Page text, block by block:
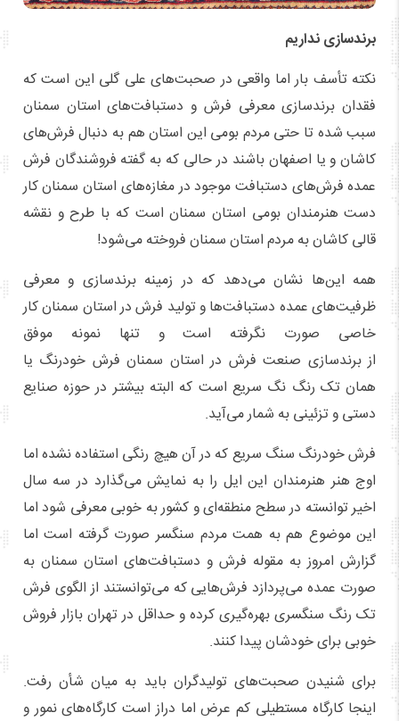
برندسازی نداریم
نکته تأسف بار اما واقعی در صحبت‌های علی گلی این است که
فقدان برندسازی معرفی فرش و دستبافت‌های استان سمنان
سبب شده تا حتی مردم بومی این استان هم به دنبال فرش‌های
کاشان و یا اصفهان باشند در حالی که به گفته فروشندگان فرش
عمده فرش‌های دستبافت موجود در مغازه‌های استان سمنان کار
دست هنرمندان بومی استان سمنان است که با طرح و نقشه
قالی کاشان به مردم استان سمنان فروخته می‌شود!
همه این‌ها نشان می‌دهد که در زمینه برندسازی و معرفی
ظرفیت‌های عمده دستبافت‌ها و تولید فرش در استان سمنان کار
خاصی صورت نگرفته است و تنها نمونه موفق
از برندسازی صنعت فرش در استان سمنان فرش خودرنگ یا
همان تک رنگ نگ سریع است که البته بیشتر در حوزه صنایع
دستی و تزئینی به شمار می‌آید.
فرش خودرنگ سنگ سریع که در آن هیچ رنگی استفاده نشده اما
اوج هنر هنرمندان این ایل را به نمایش می‌گذارد در سه سال
اخیر توانسته در سطح منطقه‌ای و کشور به خوبی معرفی شود اما
این موضوع هم به همت مردم سنگسر صورت گرفته است اما
گزارش امروز به مقوله فرش و دستبافت‌های استان سمنان به
صورت عمده می‌پردازد فرش‌هایی که می‌توانستند از الگوی فرش
تک رنگ سنگسری بهره‌گیری کرده و حداقل در تهران بازار فروش
خوبی برای خودشان پیدا کنند.
برای شنیدن صحبت‌های تولیدگران باید به میان شأن رفت.
اینجا کارگاه مستطیلی کم عرض اما دراز است کارگاه‌های نمور و